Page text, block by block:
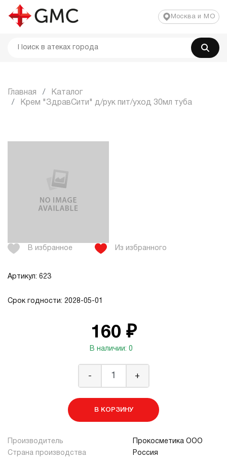
Москва и МО
Главная
Каталог
Крем "ЗдравСити" д/рук пит/уход 30мл туба
В избранное Из избранного
Артикул: 623
Срок годности: 2028-05-01
160 ₽
В наличии: 0
- +
В КОРЗИНУ
Производитель
Прокосметика ООО
Страна производства
Россия